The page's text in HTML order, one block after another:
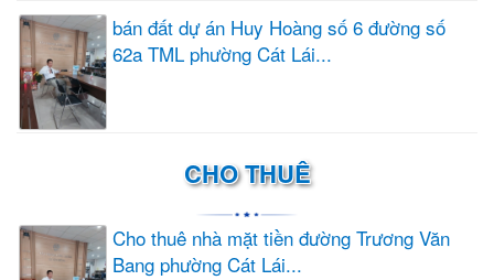
bán đất dự án Huy Hoàng số 6 đường số
62a TML phường Cát Lái...
CHO THUÊ
Cho thuê nhà mặt tiền đường Trương Văn
Bang phường Cát Lái...